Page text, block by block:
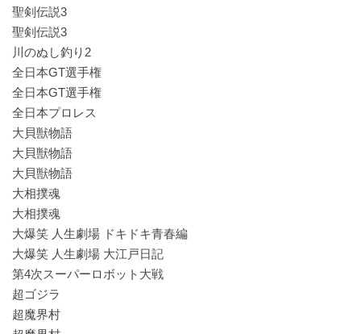
聖剣伝説3
聖剣伝説3
川のぬし釣り2
全日本GT選手権
全日本GT選手権
全日本プロレス
大貝獣物語
大貝獣物語
大貝獣物語
大相撲魂
大相撲魂
大爆笑 人生劇場 ドキドキ青春編
大爆笑 人生劇場 大江戸日記
第4次スーパーロボット大戦
超ゴジラ
超魔界村